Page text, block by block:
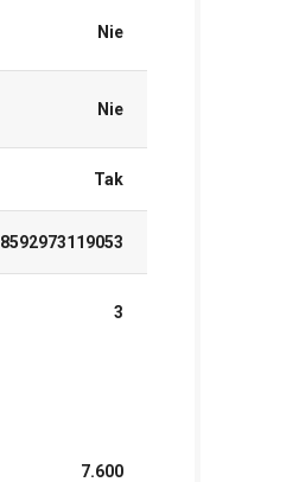
Nie
Nie
Tak
8592973119053
3
7.600